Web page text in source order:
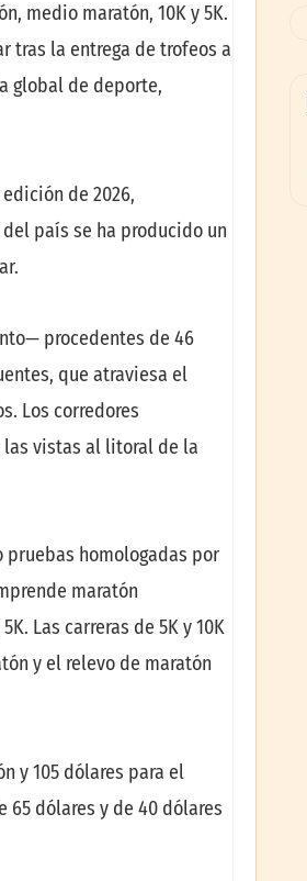
medio maratón, 10K y 5K.
tras la entrega de trofeos a
global de deporte,
de 2026,
país se ha producido un
procedentes de 46
que atraviesa el
Los corredores
las vistas al litoral de la
homologadas por
maratón
Las carreras de 5K y 10K
y el relevo de maratón
y 105 dólares para el
dólares y de 40 dólares